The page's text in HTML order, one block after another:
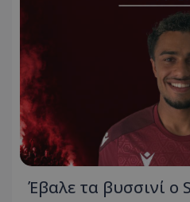
Έβαλε τα βυσσινί ο